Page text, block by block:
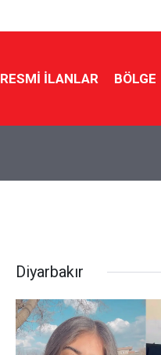
RESMI İLANLAR BÖLGE
Van
Diyarbakır